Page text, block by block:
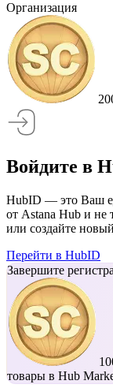
Организация
Войдите в
HubID — это Ваш
от Astana Hub и не
или создайте
Перейти в HubID
Завершите
товары в Hub